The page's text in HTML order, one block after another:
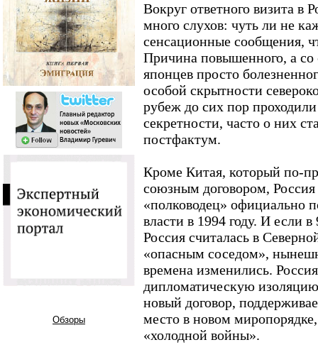
Обзоры
Вокруг ответного визита
много слухов: чуть ли не
сенсационные сообщения,
Причина повышенного, а
японцев просто
особой скрытности
рубеж до сих пор
секретности, часто о них
постфактум.
Кроме Китая, который по-
союзным договором,
«полководец» официально
власти в 1994 году. И если
Россия считалась в
«опасным соседом»,
времена изменились.
дипломатическую
новый договор,
место в новом
«холодной войны».